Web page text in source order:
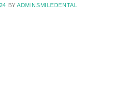
BYADMINSMILEDENTAL